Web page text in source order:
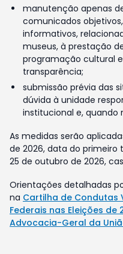
manutenção apenas
comunicados
informativos,
museus, à prestação
programação cultural
transparência;
submissão prévia das
dúvida à unidade
institucional e, quando
As medidas serão
de 2026, data do
25 de outubro de 2026,
Orientações detalhadas
na Cartilha de Condutas
Federais nas Eleições
Advocacia-Geral da